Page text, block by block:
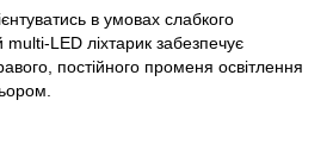
в умовах слабкого
LED ліхтарик забезпечує
постійного променя освітлення